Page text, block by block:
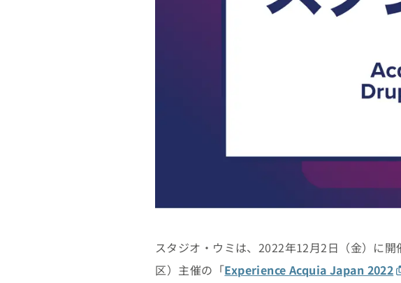
スタジオ・ウミは、2022年12月2日（金）に
区）主催の「Experience Acquia Japan 2022